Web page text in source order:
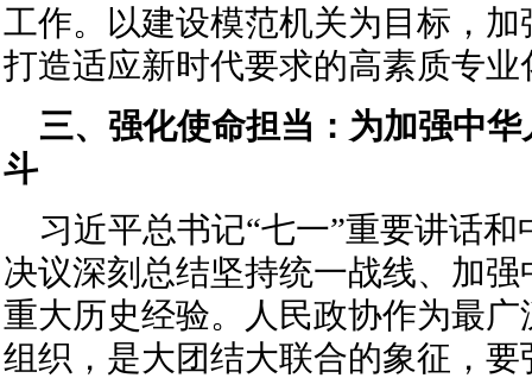
工作。以建设模范机关为目标，
打造适应新时代要求的高素质专
三、强化使命担当：为加强中
斗
习近平总书记“七一”重要讲话
决议深刻总结坚持统一战线、加
重大历史经验。人民政协作为最
组织，是大团结大联合的象征，